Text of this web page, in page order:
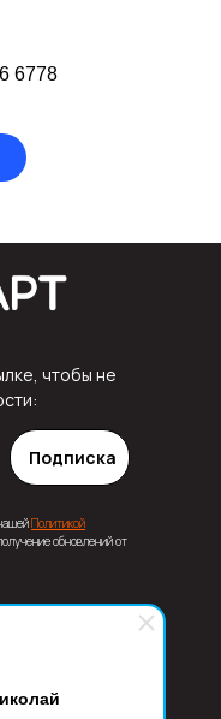
6778
чтобы не
Подписка
Политикой
обновлений от